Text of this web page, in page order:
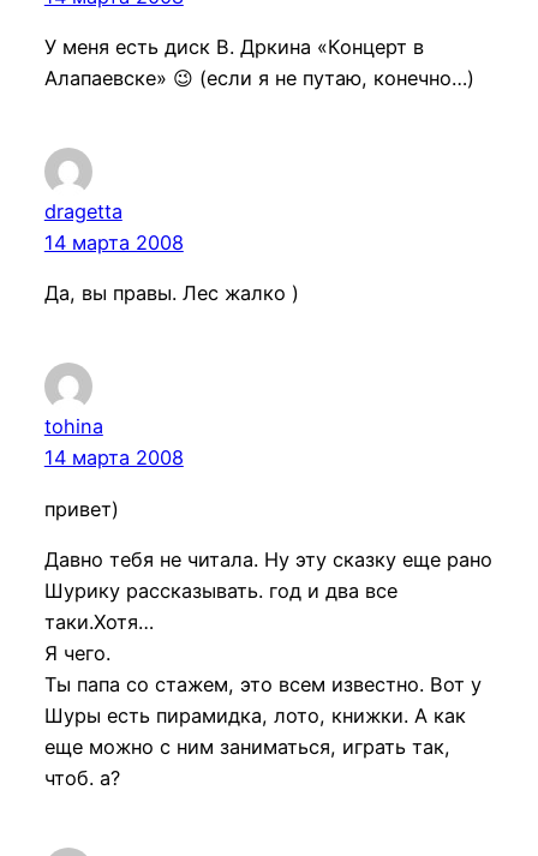
У меня есть диск В. Дркина «Концерт в
Алапаевске» 😉 (если я не путаю, конечно…)
dragetta
14 марта 2008
Да, вы правы. Лес жалко )
tohina
14 марта 2008
привет)
Давно тебя не читала. Ну эту сказку еще рано
Шурику рассказывать. год и два все
таки.Хотя…
Я чего.
Ты папа со стажем, это всем известно. Вот у
Шуры есть пирамидка, лото, книжки. А как
еще можно с ним заниматься, играть так,
чтоб. а?